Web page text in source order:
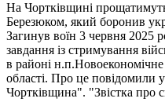
На Чортківщині
Березюком, який боронив
Загинув воїн 3 червня 2025
завдання із стримування
в районі
області. Про це повідомили
Чортківщина". "Звістка про